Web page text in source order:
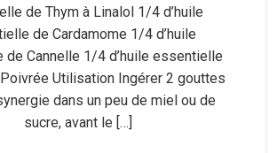
de Thym à Linalol 1/4 d’huile
de Cardamome 1/4 d’huile
Cannelle 1/4 d’huile essentielle
Utilisation Ingérer 2 gouttes
dans un peu de miel ou de
sucre, avant le […]